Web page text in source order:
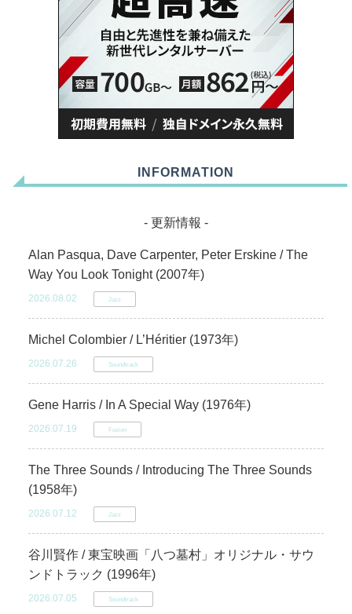
INFORMATION
- 更新情報 -
Alan Pasqua, Dave Carpenter, Peter Erskine / The
Way You Look Tonight (2007年)
2026.08.02 Jazz
Michel Colombier / L’Héritier (1973年)
2026.07.26 Soundtrack
Gene Harris / In A Special Way (1976年)
2026.07.19 Fusion
The Three Sounds / Introducing The Three Sounds
(1958年)
2026.07.12 Jazz
谷川賢作 / 東宝映画「八つ墓村」オリジナル・サウ
ンドトラック (1996年)
2026.07.05 Soundtrack